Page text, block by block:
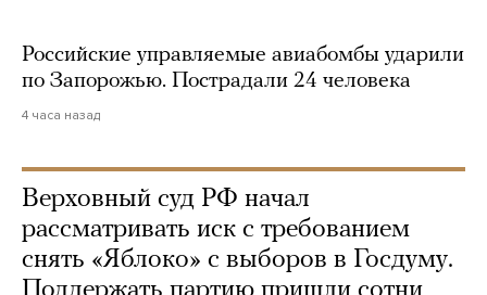
Российские управляемые авиабомбы ударили
по Запорожью. Пострадали 24 человека
4 часа назад
Верховный суд РФ начал
рассматривать иск с требованием
снять «Яблоко» с выборов в Госдуму.